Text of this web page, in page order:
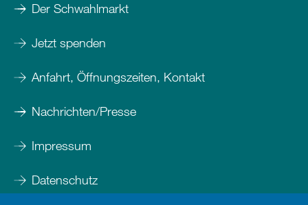
Der Schwahlmarkt
Jetzt spenden
Anfahrt, Öffnungszeiten, Kontakt
Nachrichten/Presse
Impressum
Datenschutz